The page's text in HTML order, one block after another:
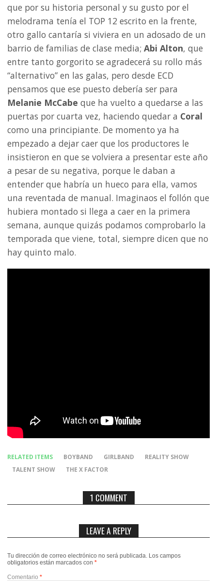
que por su historia personal y su gusto por el
melodrama tenía el TOP 12 escrito en la frente,
otro gallo cantaría si viviera en un adosado de un
barrio de familias de clase media; Abi Alton, que
entre tanto gorgorito se agradecerá su rollo más
“alternativo” en las galas, pero desde ECD
pensamos que ese puesto debería ser para
Melanie McCabe que ha vuelto a quedarse a las
puertas por cuarta vez, haciendo quedar a Coral
como una principiante. De momento ya ha
empezado a dejar caer que los productores le
insistieron en que se volviera a presentar este año
a pesar de su negativa, porque le daban a
entender que habría un hueco para ella, vamos
una reventada de manual. Imaginaos el follón que
hubiera montado si llega a caer en la primera
semana, aunque quizás podamos comprobarlo la
temporada que viene, total, siempre dicen que no
hay quinto malo.
RELATED ITEMS BOYBAND GIRLBAND
REALITY SHOW
TALENT SHOW
THE X FACTOR
1 COMMENT
LEAVE A REPLY
Tu dirección de correo electrónico no será publicada. Los campos
obligatorios están marcados con *
Comentario *